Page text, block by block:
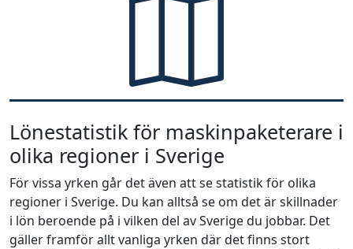
Lönestatistik för maskinpaketerare i
olika regioner i Sverige
För vissa yrken går det även att se statistik för olika
regioner i Sverige. Du kan alltså se om det är skillnader
i lön beroende på i vilken del av Sverige du jobbar. Det
gäller framför allt vanliga yrken där det finns stort